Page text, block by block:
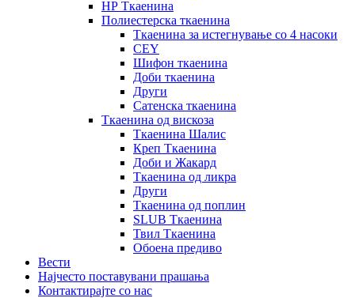
НР Ткаенина
Полиестерска ткаенина
Ткаенина за истегнување со 4 насоки
CEY
Шифон ткаенина
Доби ткаенина
Други
Сатенска ткаенина
Ткаенина од вискоза
Ткаенина Шалис
Креп Ткаенина
Доби и Жакард
Ткаенина од ликра
Други
Ткаенина од поплин
SLUB Ткаенина
Твил Ткаенина
Обоена предиво
Вести
Најчесто поставувани прашања
Контактирајте со нас